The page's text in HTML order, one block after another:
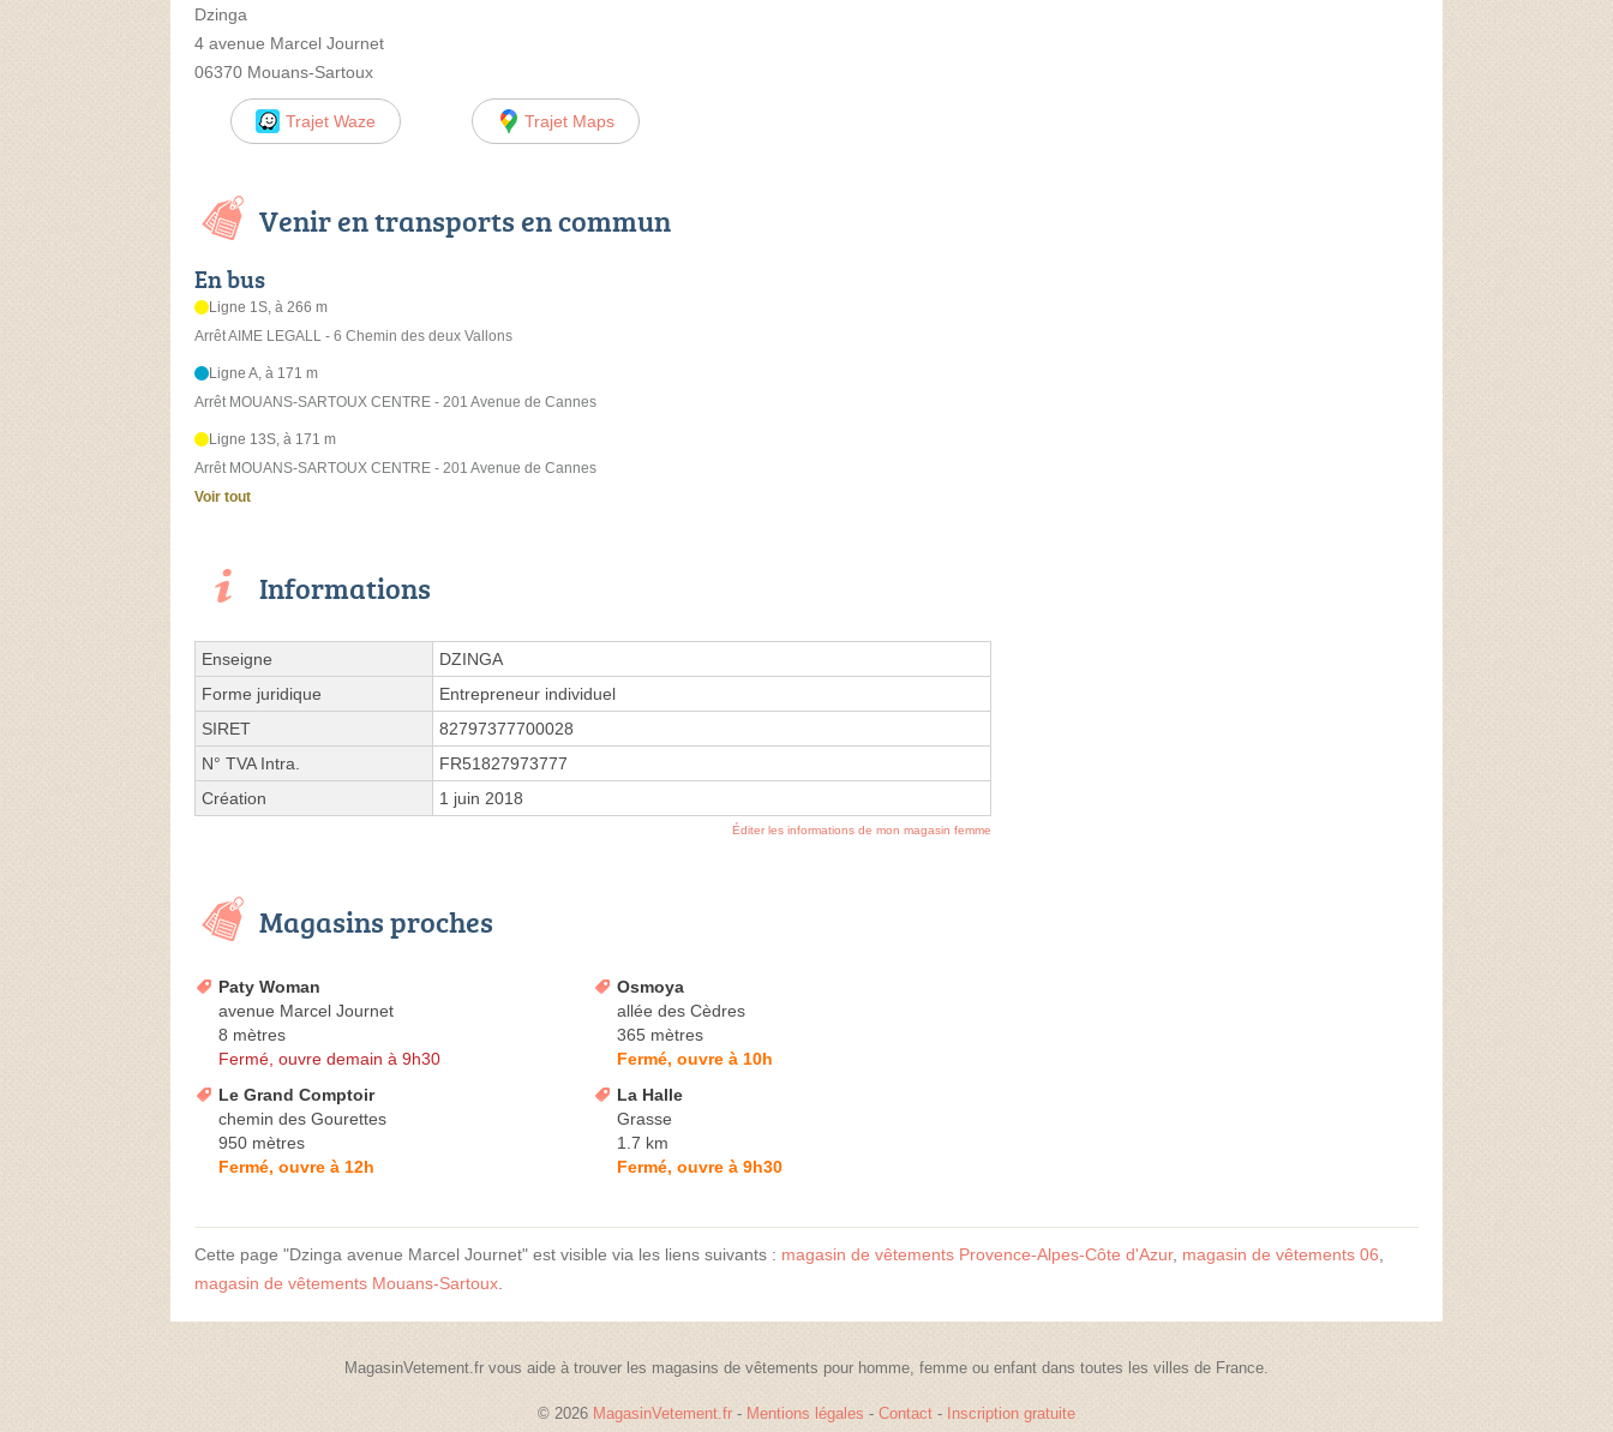
Dzinga
4 avenue Marcel Journet
06370 Mouans-Sartoux
Trajet Waze Trajet Maps
Venir en transports en commun
En bus
Ligne 1S, à 266 m
Arrêt AIME LEGALL - 6 Chemin des deux Vallons
Ligne A, à 171 m
Arrêt MOUANS-SARTOUX CENTRE - 201 Avenue de Cannes
Ligne 13S, à 171 m
Arrêt MOUANS-SARTOUX CENTRE - 201 Avenue de Cannes
Voir tout
Informations
Enseigne
DZINGA
Forme juridique
Entrepreneur individuel
SIRET
82797377700028
N° TVA Intra.
FR51827973777
Création
1 juin 2018
Éditer les informations de mon magasin femme
Magasins proches
Paty Woman
avenue Marcel Journet
8 mètres
Fermé, ouvre demain à 9h30
Osmoya
allée des Cèdres
365 mètres
Fermé, ouvre à 10h
Le Grand Comptoir
chemin des Gourettes
950 mètres
Fermé, ouvre à 12h
La Halle
Grasse
1.7 km
Fermé, ouvre à 9h30
Cette page "Dzinga avenue Marcel Journet" est visible via les liens suivants : magasin de vêtements Provence-Alpes-Côte d'Azur, magasin de vêtements 06
magasin de vêtements Mouans-Sartoux
MagasinVetement.fr vous aide à trouver les magasins de vêtements pour homme, femme ou enfant dans toutes les villes de France.
© 2026 MagasinVetement.fr - Mentions légales - Contact - Inscription gratuite